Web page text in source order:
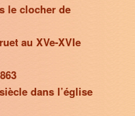
le clocher de
au XVe-XVIe
dans l’église